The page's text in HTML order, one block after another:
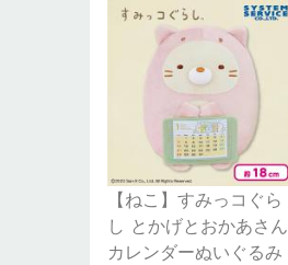
【ねこ】すみっコぐら
し とかげとおかあさん
カレンダーぬいぐるみ